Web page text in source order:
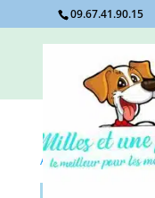
09.67.41.90.15
Accueil/